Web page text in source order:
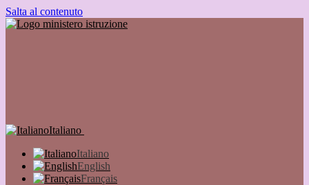
Salta al contenuto
Italiano
Italiano
English
Français